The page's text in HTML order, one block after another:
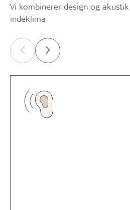
Vi kombinerer design og
indeklima